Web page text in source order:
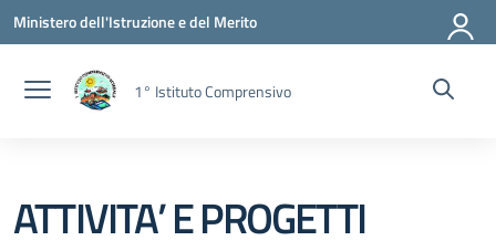
Vai ai contenuti
Vai al menu di navigazione
Vai al footer
Ministero dell'Istruzione e del Merito
1° Istituto Comprensivo
ATTIVITA’ E PROGETTI